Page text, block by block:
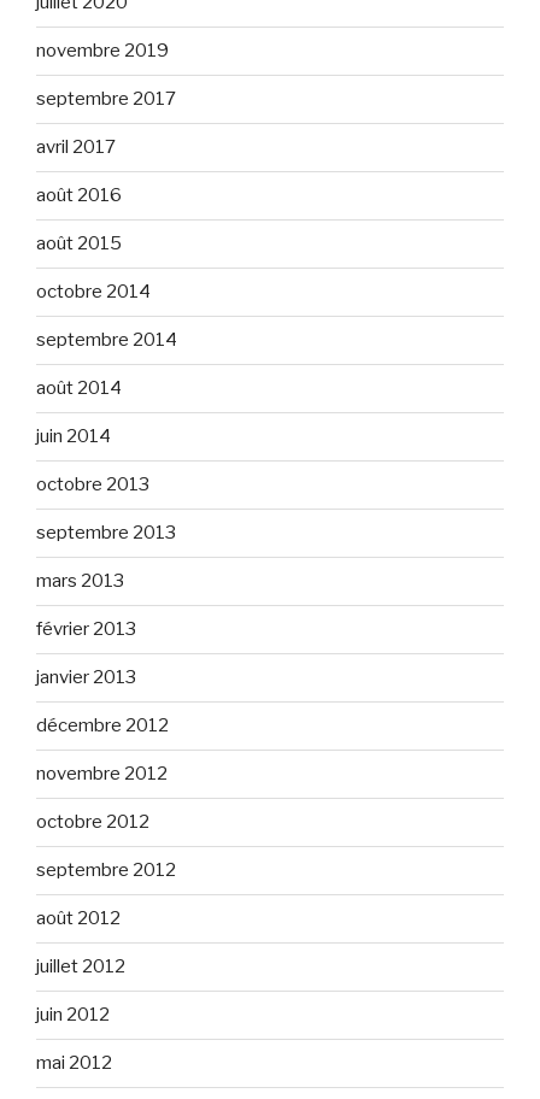
novembre 2019
septembre 2017
avril 2017
août 2016
août 2015
octobre 2014
septembre 2014
août 2014
juin 2014
octobre 2013
septembre 2013
mars 2013
février 2013
janvier 2013
décembre 2012
novembre 2012
octobre 2012
septembre 2012
août 2012
juillet 2012
juin 2012
mai 2012